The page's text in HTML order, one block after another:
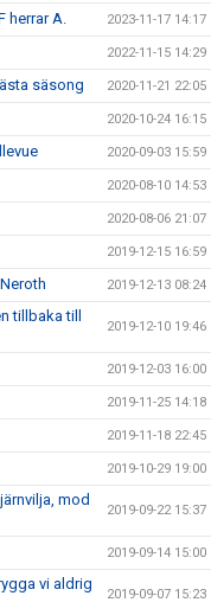
herrar A. 2023-11-17 14:17
2022-11-15 14:29
säsong 2020-11-21 22:05
2020-10-24 16:15
2020-09-03 15:59
2020-08-10 14:53
2020-08-06 21:07
2019-12-15 16:59
2019-12-13 08:24
tillbaka till
2019-12-10 19:46
2019-12-03 16:00
2019-11-25 14:18
2019-11-18 22:45
2019-10-29 19:00
mod
2019-09-22 15:37
2019-09-14 15:00
vi aldrig
2019-09-07 15:23